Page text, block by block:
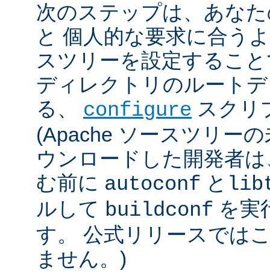
次のステップは、あな
と 個人的な要求に合う
スツリーを設定するこ
ディレクトリのルート
る、 configure スクリ
(Apache ソースツリー
ウンロードした開発者
む前に autoconf と
ルして buildconf を実
す。 公式リリースでは
ません。)